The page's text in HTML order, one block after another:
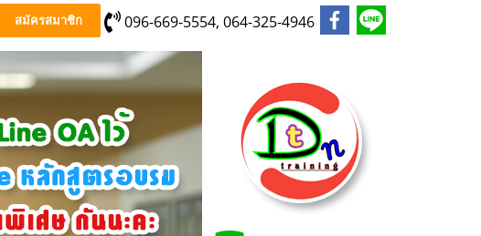
สมัครสมาชิก 096-669-5554, 064-325-4946